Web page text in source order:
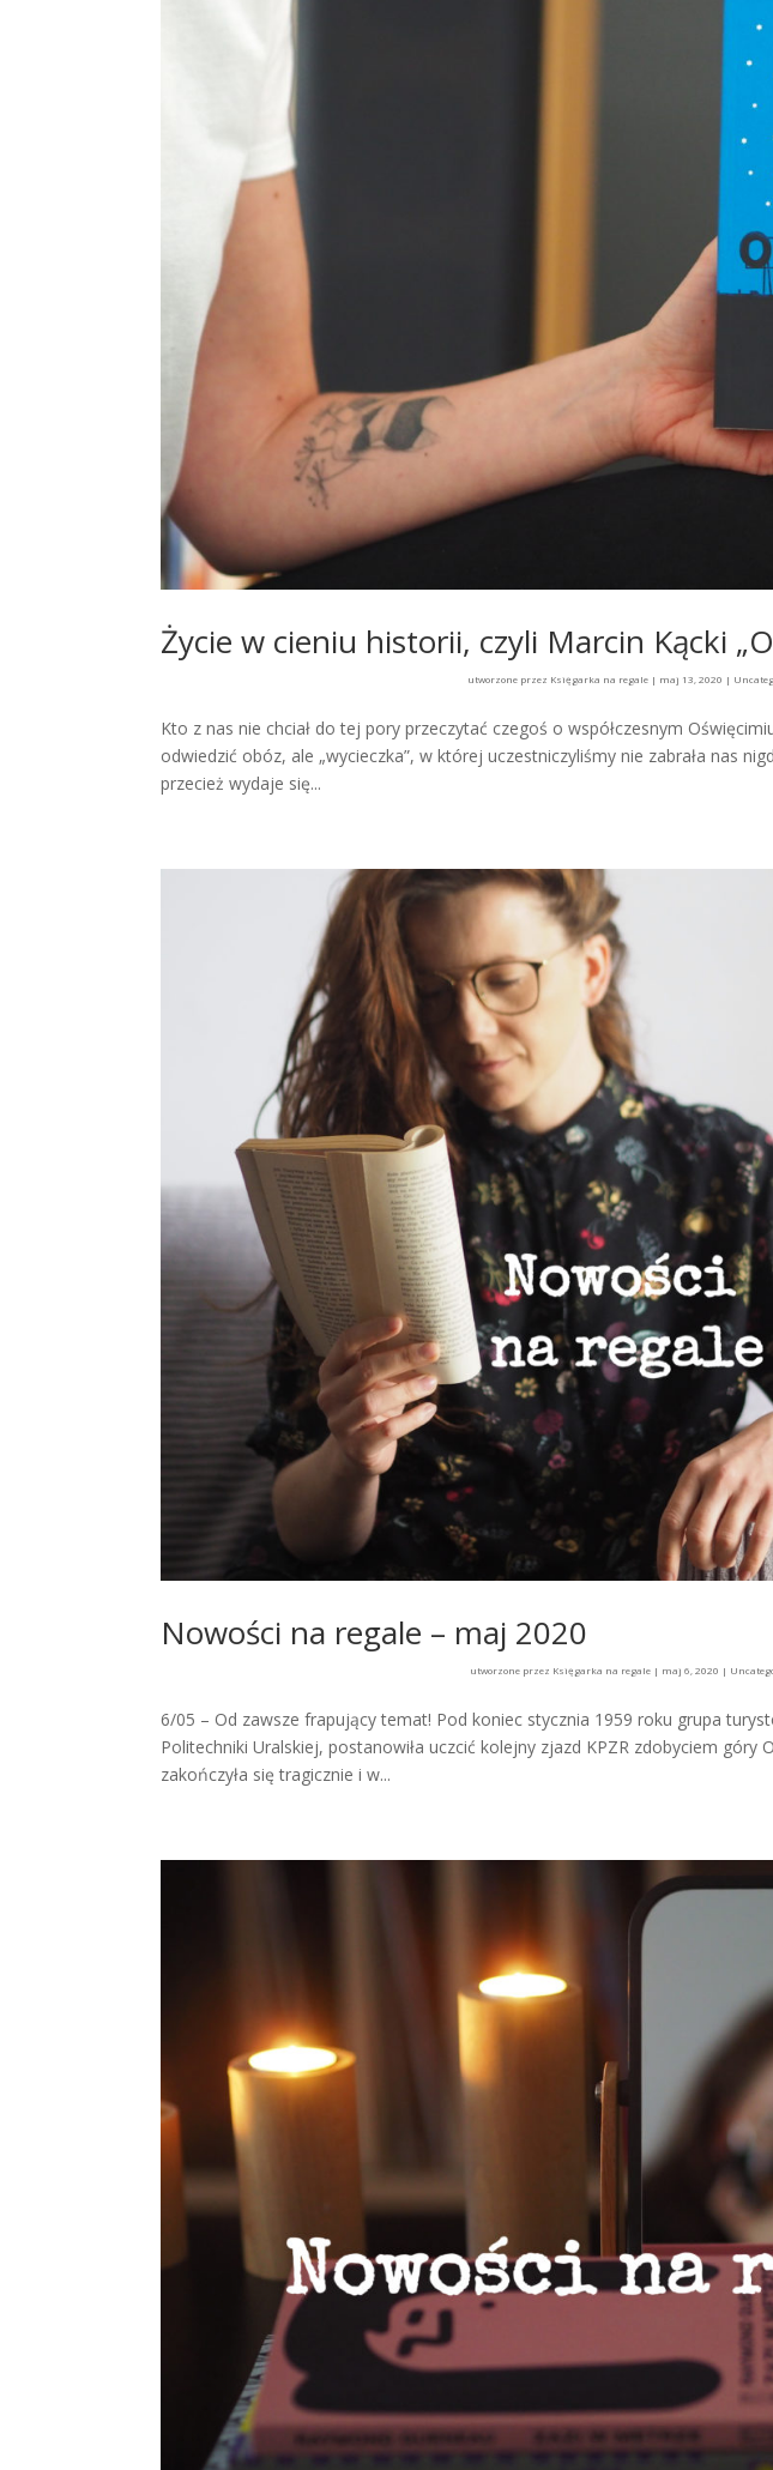
Życie w cieniu historii, czyli Marcin Kącki
utworzone przez Księgarka na regale| maj 13, 2020 |
Kto z nas nie chciał do tej pory przeczytać czegoś o współczesnym
odwiedzić obóz, ale „wycieczka”, w której uczestniczyliśmy nie zabrała nas
przecież wydaje się...
Nowości na regale – maj 2020
utworzone przez Księgarka na regale | maj 6, 2020 |
6/05 – Od zawsze frapujący temat! Pod koniec stycznia 1959 roku grupa
Politechniki Uralskiej, postanowiła uczcić kolejny zjazd KPZR zdobyciem góry
zakończyła się tragicznie i w...